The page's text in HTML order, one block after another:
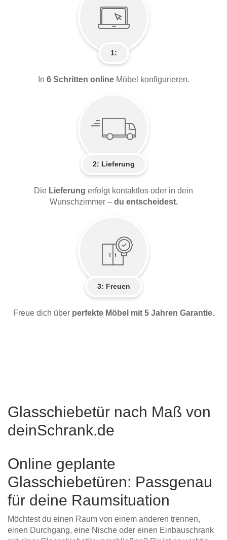
1:
In 6 Schritten online Möbel konfigurieren.
2: Lieferung
Die Lieferung erfolgt kontaktlos oder in dein
Wunschzimmer – du entscheidest.
3: Freuen
Freue dich über perfekte Möbel mit 5 Jahren Garantie.
Glasschiebetür nach Maß von
deinSchrank.de
Online geplante
Glasschiebetüren: Passgenau
für deine Raumsituation
Möchtest du einen Raum von einem anderen trennen,
einen Durchgang, eine Nische oder einen Einbauschrank